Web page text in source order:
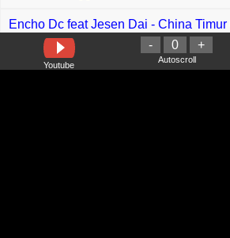
Encho Dc feat Jesen Dai - China Timur
Wai Buntas - Anak Apai Anak Indai
Youtube
- 0 +
Autoscroll